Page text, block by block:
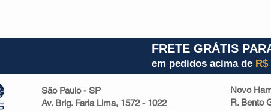
FRETE GRÁTIS
em pedidos acima de R$
São Paulo - SP
Av. Brig. Faria Lima, 1572 - 1022
Novo
R. Bento